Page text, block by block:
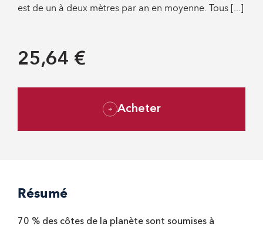
est de un à deux mètres par an en moyenne. Tous [...]
25,64 €
Acheter
Résumé
70 % des côtes de la planète sont soumises à